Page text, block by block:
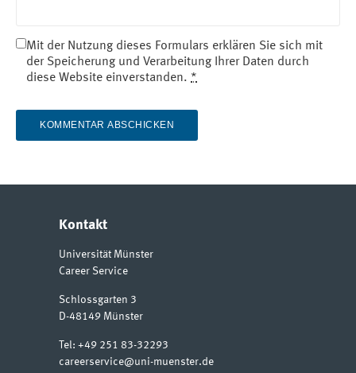
Mit der Nutzung dieses Formulars erklären Sie sich mit
der Speicherung und Verarbeitung Ihrer Daten durch
diese Website einverstanden. *
Kontakt
Universität Münster
Career Service
Schlossgarten 3
D-48149 Münster
Tel: +49 251 83-32293
careerservice@uni-muenster.de